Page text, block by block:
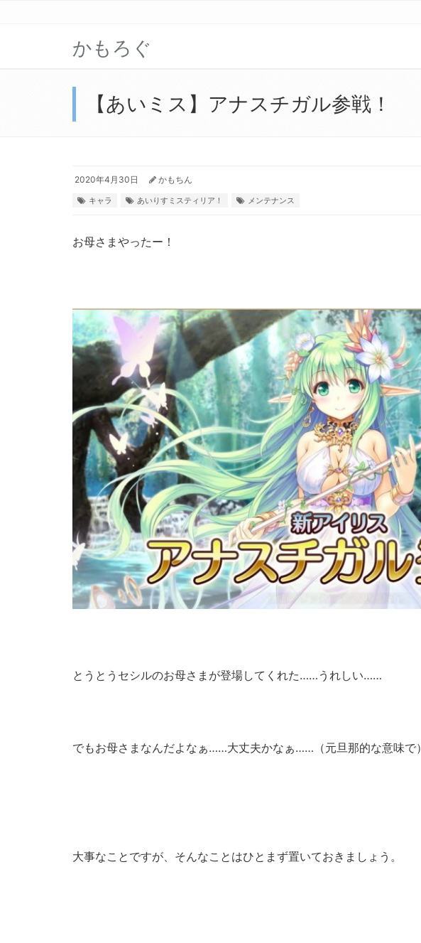
かもろぐ
【あいミス】アナスチガル参戦！
2020年4月30日 かもちん
キャラ あいりすミスティリア！ メンテナンス
お母さまやったー！
とうとうセシルのお母さまが登場してくれた……うれしい……
でもお母さまなんだよなぁ……大丈夫かなぁ……（元旦那的な意味で）
大事なことですが、そんなことはひとまず置いておきましょう。